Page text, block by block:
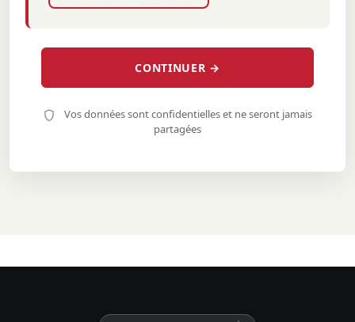
CONTINUER →
Vos données sont confidentielles et ne seront jamais
partagées